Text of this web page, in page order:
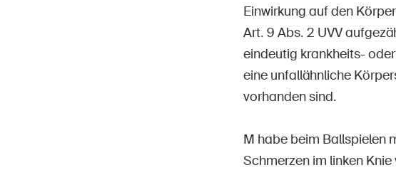
Einwirkung auf den
Art. 9 Abs. 2 UVV
eindeutig krankheits-
eine unfallähnliche
vorhanden sind.
M habe beim Ballspielen
Schmerzen im linken